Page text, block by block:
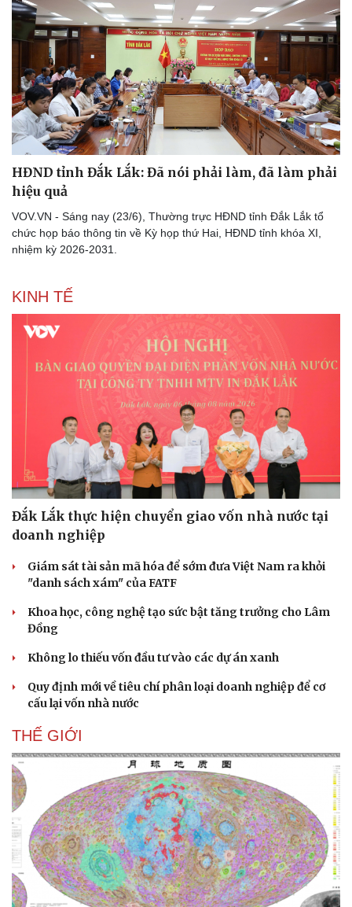
Thể thao
Bóng đá
Lịch thi đấu bóng đá
Thế giới thể thao
eSports
Hậu trường
Ô tô - Xe máy
Ô tô
Xe máy
Tư vấn
HĐND tỉnh Đắk Lắk: Đã nói phải làm, đã làm phải
hiệu quả
VOV.VN - Sáng nay (23/6), Thường trực HĐND tỉnh Đắk Lắk tổ
chức họp báo thông tin về Kỳ họp thứ Hai, HĐND tỉnh khóa XI,
nhiệm kỳ 2026-2031.
KINH TẾ
Đắk Lắk thực hiện chuyển giao vốn nhà nước tại
doanh nghiệp
Giám sát tài sản mã hóa để sớm đưa Việt Nam ra khỏi
"danh sách xám" của FATF
Khoa học, công nghệ tạo sức bật tăng trưởng cho Lâm
Đồng
Không lo thiếu vốn đầu tư vào các dự án xanh
Quy định mới về tiêu chí phân loại doanh nghiệp để cơ
cấu lại vốn nhà nước
THẾ GIỚI